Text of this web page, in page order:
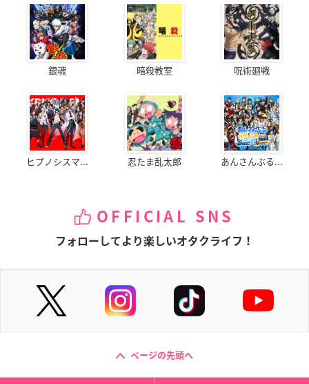
銀魂 暗殺教室 呪術廻戦
ヒプノシスマ... 忍たま乱太郎 あんさんぶる...
OFFICIAL SNS
フォローしてより楽しいオタクライフ！
ページの先頭へ